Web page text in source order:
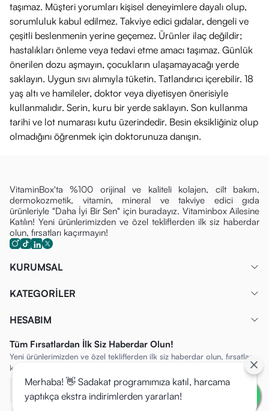
taşımaz. Müşteri yorumları kişisel deneyimlere dayalı olup,
sorumluluk kabul edilmez. Takviye edici gıdalar, dengeli ve
çeşitli beslenmenin yerine geçemez. Ürünler ilaç değildir;
hastalıkları önleme veya tedavi etme amacı taşımaz. Günlük
önerilen dozu aşmayın, çocukların ulaşamayacağı yerde
saklayın. Uygun sıvı alımıyla tüketin. Tatlandırıcı içerebilir. 18
yaş altı ve hamileler, doktor veya diyetisyen önerisiyle
kullanmalıdır. Serin, kuru bir yerde saklayın. Son kullanma
tarihi ve lot numarası kutu üzerindedir. Besin eksikliğiniz olup
olmadığını öğrenmek için doktorunuza danışın.
VitaminBox'ta %100 orijinal ve kaliteli kolajen, cilt bakım,
dermokozmetik, vitamin, mineral ve takviye edici gıda
ürünleriyle "Daha İyi Bir Sen" için buradayız. Vitaminbox Ailesine
Katılın! Yeni ürünlerimizden ve özel tekliflerden ilk siz haberdar
olun, fırsatları kaçırmayın!
KURUMSAL
KATEGORİLER
HESABIM
Tüm Fırsatlardan İlk Siz Haberdar Olun!
Yeni ürünlerimizden ve özel tekliflerden ilk siz haberdar olun, fırsatları
kaçırmayın!
Merhaba! 👋 Sadakat programımıza katıl, harcama
yaptıkça ekstra indirimlerden yararlan!